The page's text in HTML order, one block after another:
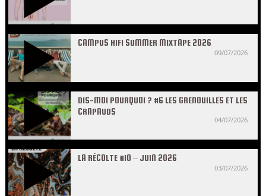
CAMPUS HIFI SUMMER MIXTAPE 2026
09/07/2026
DIS-MOI POURQUOI ? #6 LES GRENOUILLES ET LES
CRAPAUDS
04/07/2026
LA RÉCOLTE #10 – JUIN 2026
03/07/2026